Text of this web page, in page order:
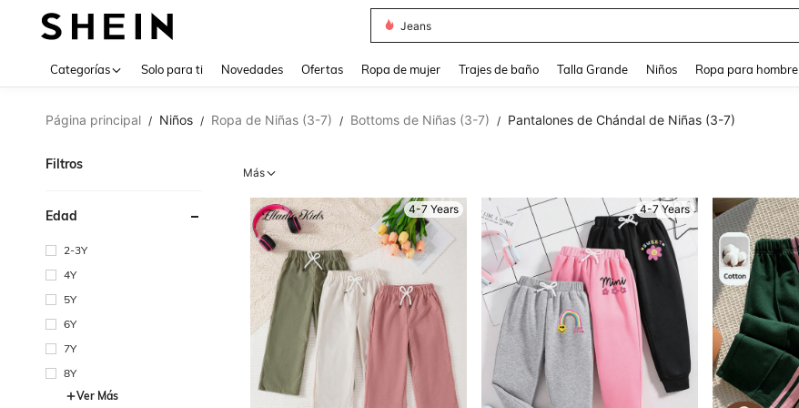
Jeans
Categorías Solo para ti Novedades Ofertas Ropa de mujer Trajes de baño Talla Grande Niños Ropa para hombre
Página principal / Niños / Ropa de Niñas (3-7) / Bottoms de Niñas (3-7) / Pantalones de Chándal de Niñas (3-7)
Filtros
Edad
2-3Y
4Y
5Y
6Y
7Y
8Y
Ver Más
Más
4-7 Years 4-7 Years